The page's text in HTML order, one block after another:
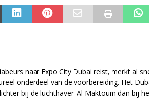
naar Expo City Dubai reist, merkt al
onderdeel van de voorbereiding. Het
bij de luchthaven Al Maktoum dan bij